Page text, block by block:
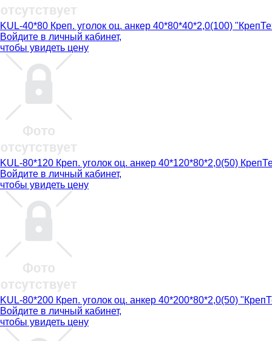
KUL-40*80 Креп. уголок оц. анкер 40*80*40*2,0(100)
Войдите в личный кабинет,
чтобы увидеть цену
KUL-80*120 Креп. уголок оц. анкер 40*120*80*2,0(50)
Войдите в личный кабинет,
чтобы увидеть цену
KUL-80*200 Креп. уголок оц. анкер 40*200*80*2,0(50)
Войдите в личный кабинет,
чтобы увидеть цену